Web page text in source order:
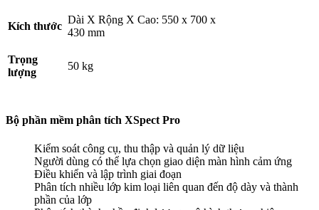
Kích thước
Dài X Rộng X Cao: 550 x 700 x
430 mm
Trọng
lượng
50 kg
Bộ phần mềm phân tích XSpect Pro
Kiểm soát công cụ, thu thập và quản lý dữ liệu
Người dùng có thể lựa chọn giao diện màn hình cảm ứng
Điều khiển và lập trình giai đoạn
Phân tích nhiều lớp kim loại liên quan đến độ dày và thành
phần của lớp